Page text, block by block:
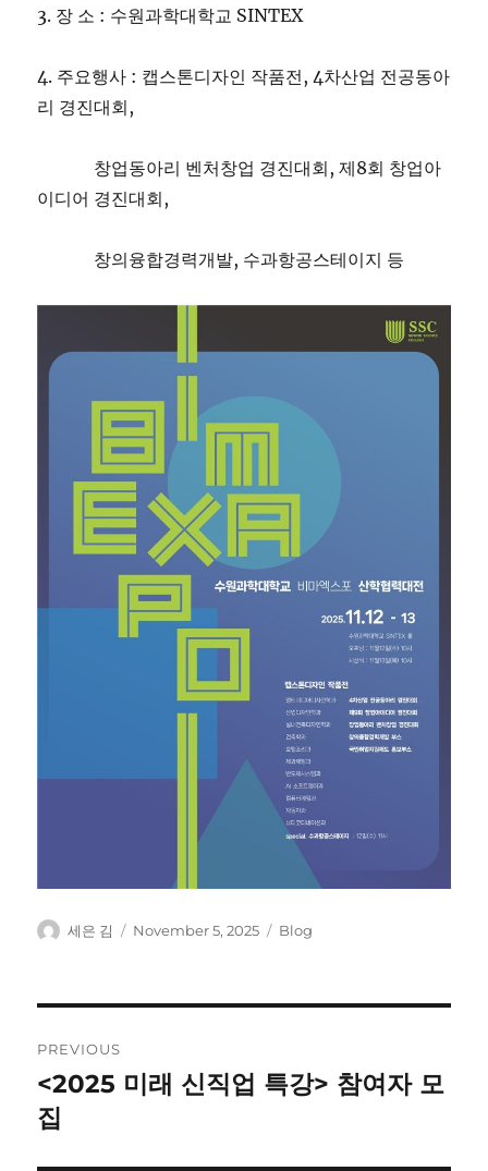
3. 장 소 : 수원과학대학교 SINTEX
4. 주요행사 : 캡스톤디자인 작품전, 4차산업 전공동아
리 경진대회,
창업동아리 벤처창업 경진대회, 제8회 창업아
이디어 경진대회,
창의융합경력개발, 수과항공스테이지 등
Author
세은 김
Posted
November 5, 2025 Categories
Blog
navigation
PREVIOUS
Previous
post:
<2025 미래 신직업 특강> 참여자 모
집